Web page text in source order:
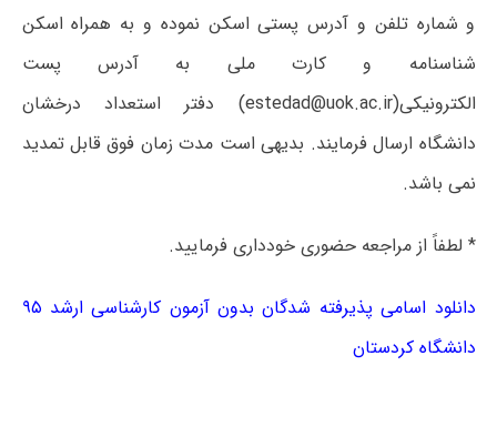
و شماره تلفن و آدرس پستی اسکن نموده و به همراه اسکن
شناسنامه و کارت ملی به آدرس پست
الکترونیکی(estedad@uok.ac.ir) دفتر استعداد درخشان
دانشگاه ارسال فرمایند. بدیهی است مدت زمان فوق قابل تمدید
نمی باشد.
* لطفاً از مراجعه حضوری خودداری فرمایید.
دانلود اسامی پذیرفته شدگان بدون آزمون کارشناسی ارشد ۹۵
دانشگاه کردستان